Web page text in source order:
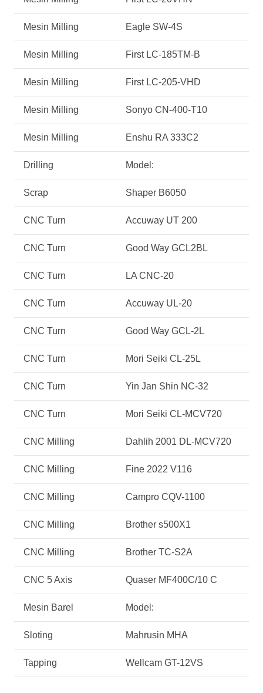
Mesin Milling Eagle SW-4S
Mesin Milling First LC-185TM-B
Mesin Milling First LC-205-VHD
Mesin Milling Sonyo CN-400-T10
Mesin Milling Enshu RA 333C2
Drilling Model:
Scrap Shaper B6050
CNC Turn Accuway UT 200
CNC Turn Good Way GCL2BL
CNC Turn LA CNC-20
CNC Turn Accuway UL-20
CNC Turn Good Way GCL-2L
CNC Turn Mori Seiki CL-25L
CNC Turn Yin Jan Shin NC-32
CNC Turn Mori Seiki CL-MCV720
CNC Milling Dahlih 2001 DL-MCV720
CNC Milling Fine 2022 V116
CNC Milling Campro CQV-1100
CNC Milling Brother s500X1
CNC Milling Brother TC-S2A
CNC 5 Axis Quaser MF400C/10 C
Mesin Barel Model:
Sloting Mahrusin MHA
Tapping Wellcam GT-12VS